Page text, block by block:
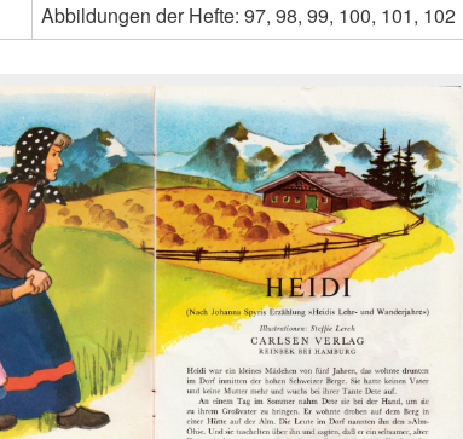
Abbildungen der Hefte: 97, 98, 99, 100, 101, 102